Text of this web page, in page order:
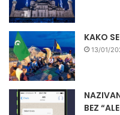
KAKO
13/01/
BEZ